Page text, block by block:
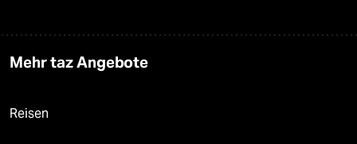
Mehr taz Angebote
Reisen